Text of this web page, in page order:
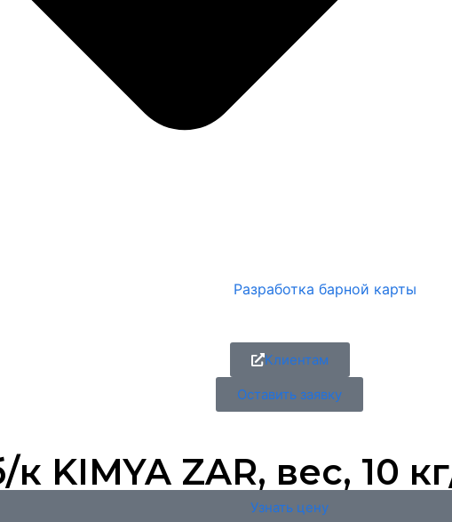
Разработка барной карты
Клиентам
Оставить заявку
KIMYA ZAR, вес, 10
Узнать цену